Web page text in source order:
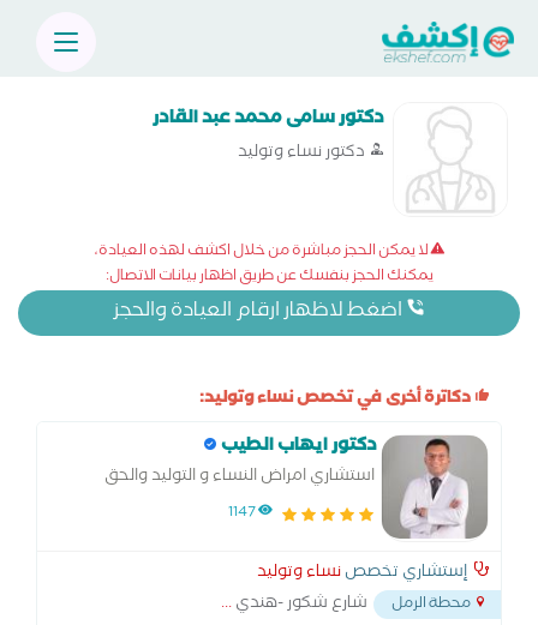
دكتور سامى محمد عبد القادر
دكتور نساء وتوليد
لا يمكن الحجز مباشرة من خلال اكشف لهذه العيادة،
يمكنك الحجز بنفسك عن طريق اظهار بيانات الاتصال:
اضغط لاظهار ارقام العيادة والحجز
دكاترة أخرى في تخصص نساء وتوليد:
دكتور ايهاب الطيب
استشاري امراض النساء و التوليد والحق
المجهري وجراحة التجميل النسائي.
1147
إستشاري تخصصنساء وتوليد
محطة الرمل شارع شكور -هندي...